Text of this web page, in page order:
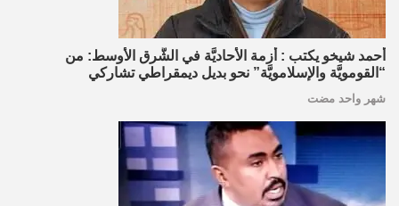
أحمد شيخو يكتب : أزمة الأحاديَّة في الشَّرق الأوسط: من
“القومويَّة والإسلامويَّة” نحو بديل ديمقراطي تشاركي
شهر واحد مضت